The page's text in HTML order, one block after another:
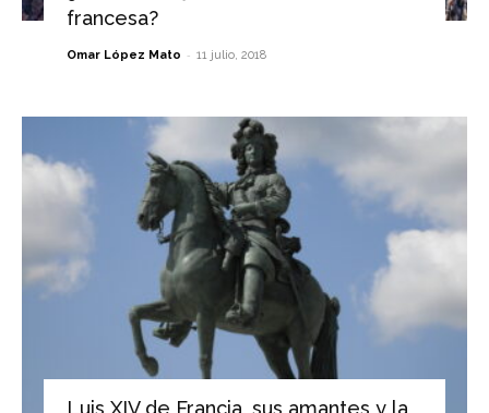
francesa?
Omar López Mato - 11 julio, 2018
Luis XIV de Francia, sus amantes y la